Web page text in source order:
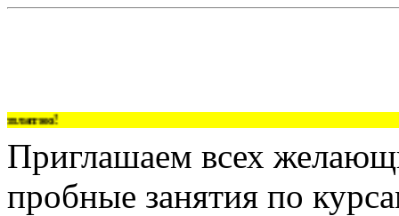
Приглашаем всех
пробные занятия по